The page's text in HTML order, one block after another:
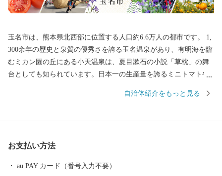
玉名市は、熊本県北西部に位置する人口約6.6万人の都市です。 1,
300余年の歴史と泉質の優秀さを誇る玉名温泉があり、有明海を臨
むミカン園の丘にある小天温泉は、夏目漱石の小説「草枕」の舞
台としても知られています。日本一の生産量を誇るミニトマトや
らうため、後世まで伝るために、街は観光地の整備や特産品の開
自治体紹介をもっと見る
お支払い方法
au PAY カード（番号入力不要）